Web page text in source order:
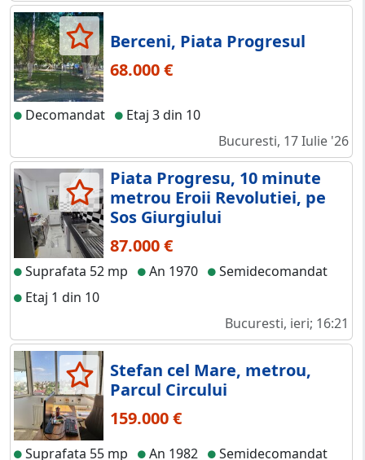
Berceni, Piata Progresul
68.000 €
Decomandat
Etaj 3 din 10
Bucuresti, 17 Iulie '26
Piata Progresu, 10 minute
metrou Eroii Revolutiei, pe
Sos Giurgiului
87.000 €
Suprafata 52 mp An 1970
Semidecomandat
Etaj 1 din 10
Bucuresti, ieri; 16:21
Stefan cel Mare, metrou,
Parcul Circului
159.000 €
Suprafata 55 mp An 1982
Semidecomandat